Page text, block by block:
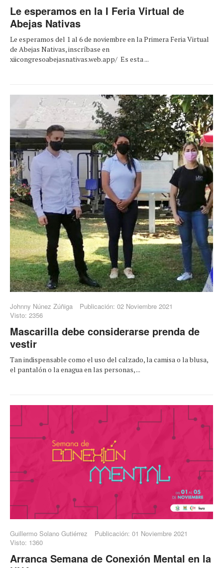
Le esperamos en la I Feria Virtual de
Abejas Nativas
Le esperamos del 1 al 6 de noviembre en la Primera Feria Virtual
de Abejas Nativas, inscríbase en
xiicongresoabejasnativas.web.app/ Es esta ...
Johnny Núnez Zúñiga
Publicación: 02 Noviembre 2021
Visto: 2356
Mascarilla debe considerarse prenda de
vestir
Tan indispensable como el uso del calzado, la camisa o la blusa,
el pantalón o la enagua en las personas, ...
Guillermo Solano Gutiérrez
Publicación: 01 Noviembre 2021
Visto: 1360
Arranca Semana de Conexión Mental en la